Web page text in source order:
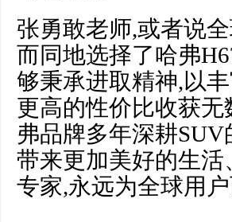
张勇敢老师,或者说
而同地选择了哈弗
够秉承进取精神,以
更高的性价比收获
弗品牌多年深耕
带来更加美好的生
专家,永远为全球用户